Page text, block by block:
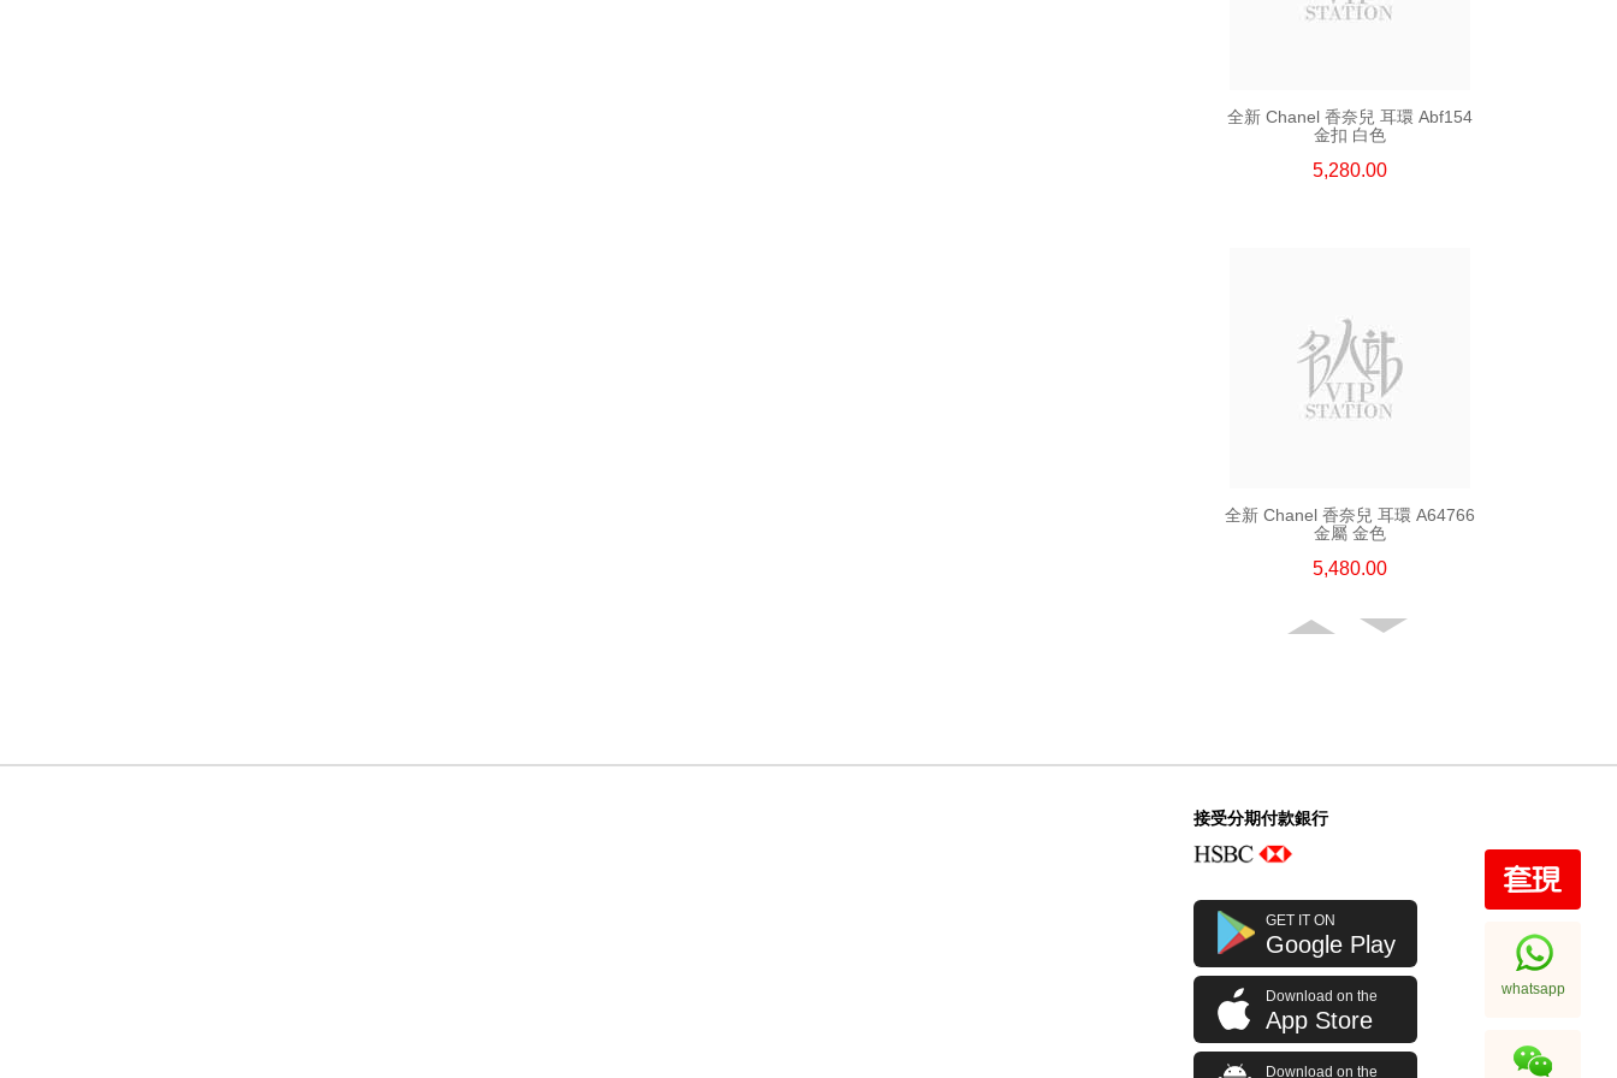
全新 Chanel 香奈兒 耳環 Abf154
金扣 白色
5,280.00
全新 Chanel 香奈兒 耳環 A64766
金屬 金色
5,480.00
全新 Chanel 香奈兒 耳環 Abd478
銀扣 金屬 銀色
5,680.00
接受分期付款銀行
GET IT ON
Google Play
Download on the
App Store
Download on the
whatsapp